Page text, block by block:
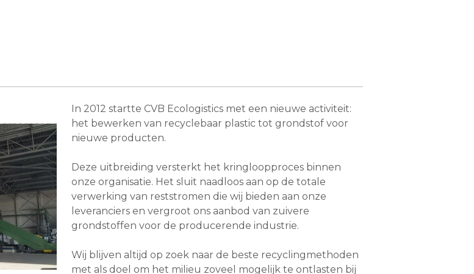
In 2012 startte CVB Ecologistics met een nieuwe activiteit:
het bewerken van recyclebaar plastic tot grondstof voor
nieuwe producten.
Deze uitbreiding versterkt het kringloopproces binnen
onze organisatie. Het sluit naadloos aan op de totale
verwerking van reststromen die wij bieden aan onze
leveranciers en vergroot ons aanbod van zuivere
grondstoffen voor de producerende industrie.
Wij blijven altijd op zoek naar de beste recyclingmethoden
met als doel om het milieu zoveel mogelijk te ontlasten bij